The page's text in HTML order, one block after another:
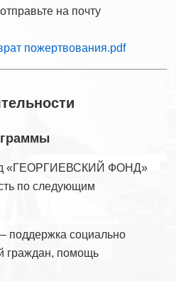
на почту
пожертвования.pdf
«ГЕОРГИЕВСКИЙ ФОНД»
по следующим
поддержка социально
граждан, помощь